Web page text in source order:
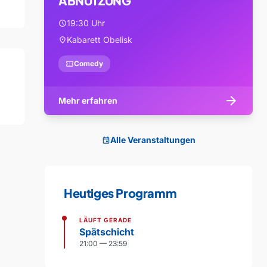
schedule19:30 Uhr
location_onKabarett Obelisk
confirmation_numberComedy
Mehr erfahren arrow_forward
eventAlle Veranstaltungen
Heutiges Programm
LÄUFT GERADE
Spätschicht
21:00 — 23:59